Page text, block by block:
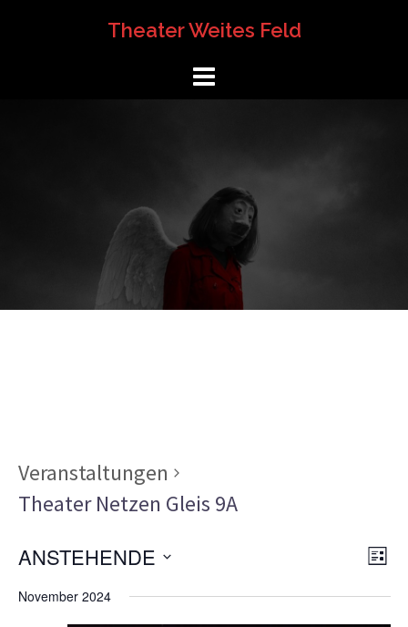
Theater Weites Feld
Veranstaltungen
Theater Netzen Gleis 9A
LISTE
ANSTEHENDE
November 2024